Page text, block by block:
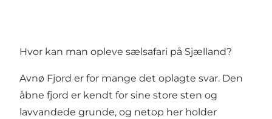
Hvor kan man opleve sælsafari på Sjælland?
Avnø Fjord er for mange det oplagte svar. Den
åbne fjord er kendt for sine store sten og
lavvandede grunde, og netop her holder